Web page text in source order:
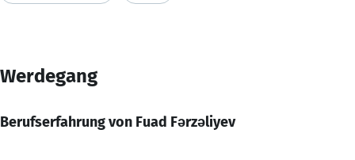
Werdegang
Berufserfahrung von Fuad Fərzəliyev